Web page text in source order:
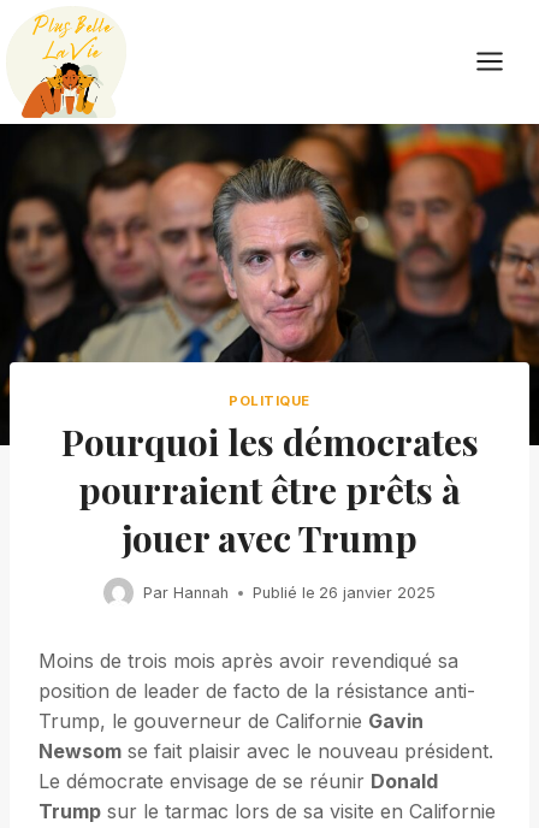
Skip
content
POLITIQUE
Pourquoi les démocrates
pourraient être prêts à
jouer avec Trump
Par Hannah Publié le 26 janvier 2025
Moins de trois mois après avoir revendiqué sa
position de leader de facto de la résistance anti-
Trump, le gouverneur de Californie Gavin
Newsom se fait plaisir avec le nouveau président.
Le démocrate envisage de se réunir Donald
Trump sur le tarmac lors de sa visite en Californie